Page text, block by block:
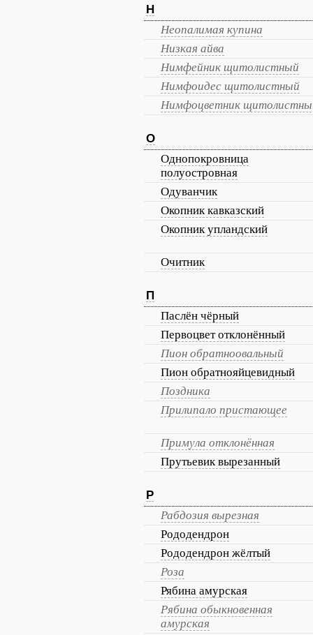
Н
Неопалимая купина
Низкая айва
Нимфейник щитолистный
Нимфоидес щитолистный
Нимфоцветник
О
Однопокровница
полуостровная
Одуванчик
Окопник кавказский
Окопник упландский
Очитник
П
Паслён чёрный
Первоцвет отклонённый
Пион обратноовальный
Пион обратнояйцевидный
Поздника
Прилипало пристающее
Примула отклонённая
Прутьевик вырезанный
Р
Рабдозия вырезная
Рододендрон
Рододендрон жёлтый
Роза
Рябина амурская
Рябина обыкновенная
амурская